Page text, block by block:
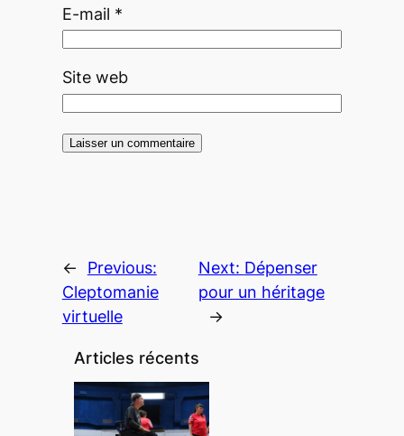
E-mail *
Site web
←
Previous:
Cleptomanie
virtuelle
Next: Dépenser
pour un héritage
→
Articles récents